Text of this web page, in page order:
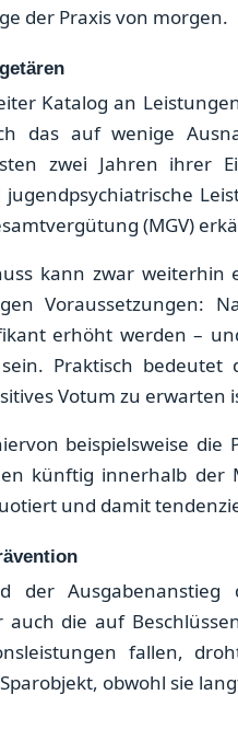
der Praxis von morgen.
Katalog an
das auf wenige
zwei Jahren ihrer
(MGV)
kann zwar
Voraussetzungen:
erhöht werden –
Praktisch
Votum zu erwarten
beispielsweise die
künftig innerhalb der
und damit
der Ausgabenanstieg
die auf
fallen,
obwohl sie